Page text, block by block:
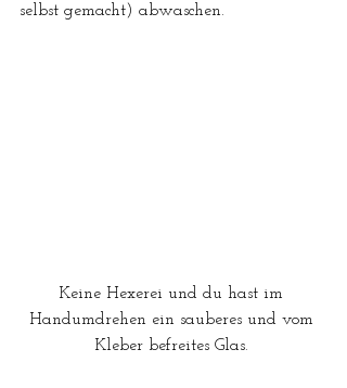
selbst gemacht) abwaschen.
Keine Hexerei und du hast im
Handumdrehen ein sauberes und vom
Kleber befreites Glas.